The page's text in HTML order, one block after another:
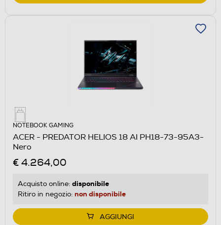
NOTEBOOK GAMING
ACER - PREDATOR HELIOS 18 AI PH18-73-95A3-
Nero
€ 4.264,00
Acquisto online: disponibile
Ritiro in negozio: non disponibile
AGGIUNGI